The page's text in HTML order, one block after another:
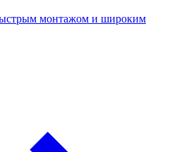
монтажом и широким